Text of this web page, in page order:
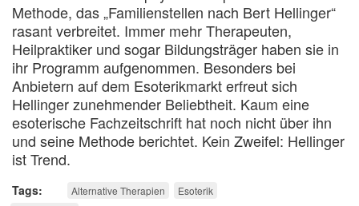
Methode, das „Familienstellen nach Bert Hellinger“
rasant verbreitet. Immer mehr Therapeuten,
Heilpraktiker und sogar Bildungsträger haben sie in
ihr Programm aufgenommen. Besonders bei
Anbietern auf dem Esoterikmarkt erfreut sich
Hellinger zunehmender Beliebtheit. Kaum eine
esoterische Fachzeitschrift hat noch nicht über ihn
und seine Methode berichtet. Kein Zweifel: Hellinger
ist Trend.
Tags Alternative Therapien Esoterik